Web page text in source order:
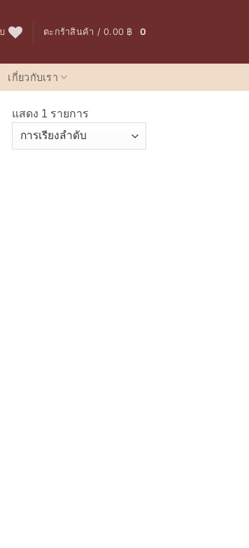
ตะกร้าสินค้า /0.00 ฿ 0
เกี่ยวกับเรา
แสดง 1 รายการ